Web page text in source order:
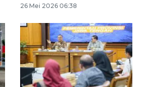
26 Mei 2026 06:38